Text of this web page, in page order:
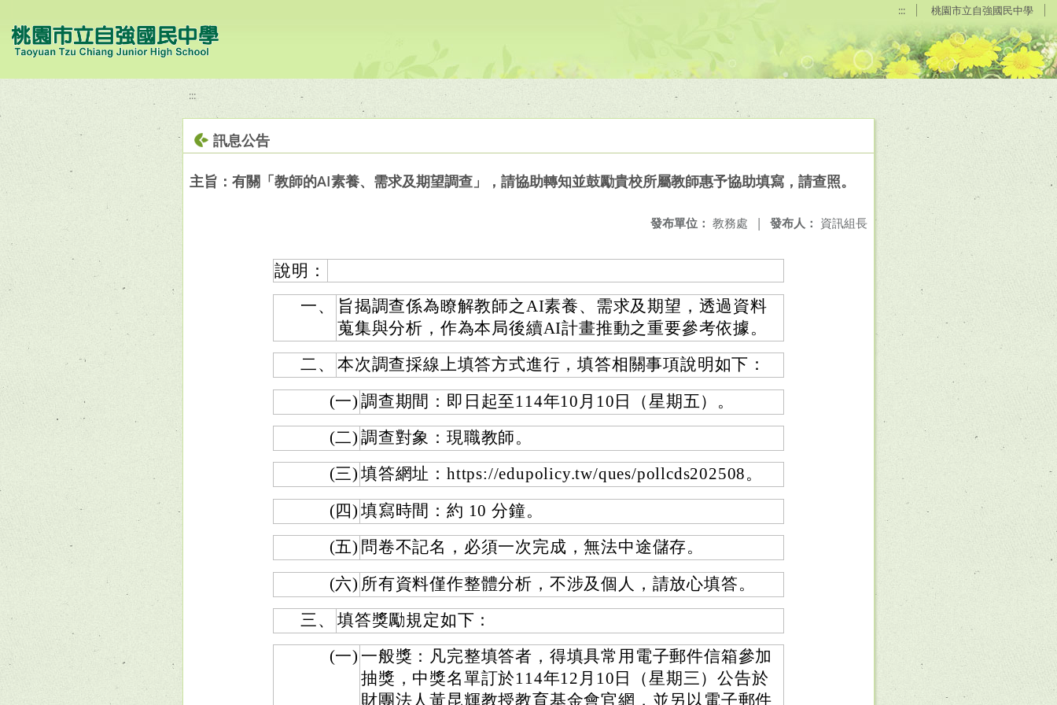
::: 桃園市立自強國民中學
:::
訊息公告
主旨：有關「教師的AI素養、需求及期望調查」，請協助轉知並鼓勵貴校所屬教師惠予協助填寫，請查照。
發布人： 資訊組長
發布單位： 教務處 |
說明：
一、
旨揭調查係為瞭解教師之AI素養、需求及期望，透過資料
蒐集與分析，作為本局後續AI計畫推動之重要參考依據。
二、
本次調查採線上填答方式進行，填答相關事項說明如下：
(一) 調查期間：即日起至114年10月10日（星期五）。
(二) 調查對象：現職教師。
(三) 填答網址：https://edupolicy.tw/ques/pollcds202508。
(四) 填寫時間：約 10 分鐘。
(五) 問卷不記名，必須一次完成，無法中途儲存。
(六) 所有資料僅作整體分析，不涉及個人，請放心填答。
三、
填答獎勵規定如下：
(一) 一般獎：凡完整填答者，得填具常用電子郵件信箱參加
抽獎，中獎名單訂於114年12月10日（星期三）公告於
財團法人黃昆輝教授教育基金會官網，並另以電子郵件